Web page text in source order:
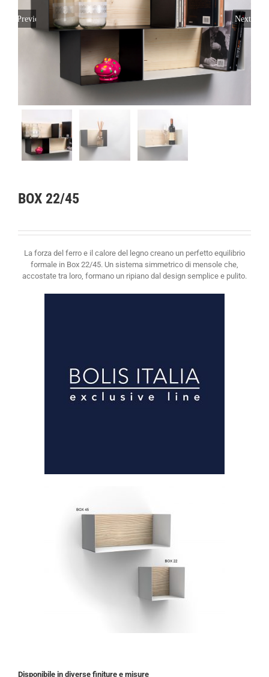
Previous Next
BOX 22/45
La forza del ferro e il calore del legno creano un perfetto equilibrio
formale in Box 22/45. Un sistema simmetrico di mensole che,
accostate tra loro, formano un ripiano dal design semplice e pulito.
Disponibile in diverse finiture e misure